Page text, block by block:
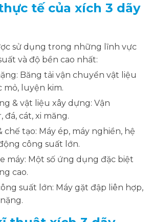
tế của xích 3 dãy
sử dụng trong những lĩnh vực
và độ bền cao nhất:
Băng tải vận chuyển vật liệu
mỏ, luyện kim.
& vật liệu xây dựng: Vận
cát, xi măng.
chế tạo: Máy ép, máy nghiền, hệ
công suất lớn.
máy: Một số ứng dụng đặc biệt
cao.
suất lớn: Máy gặt đập liên hợp,